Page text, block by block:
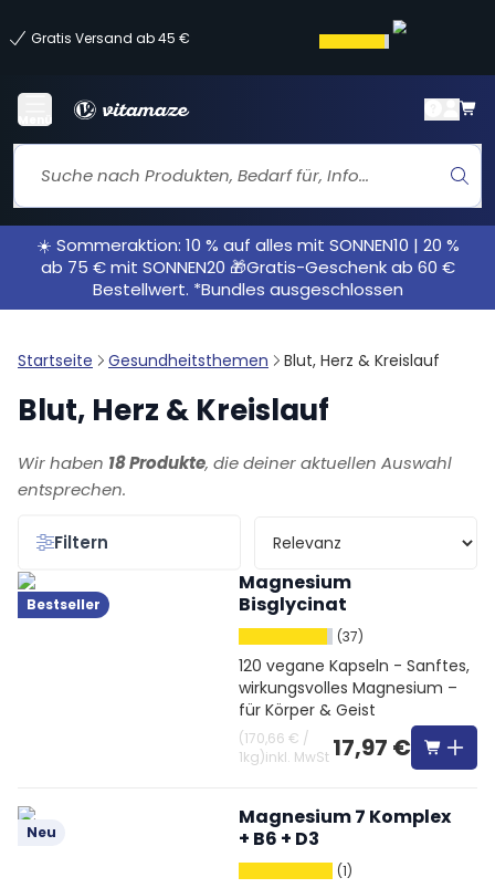
Gratis Versand ab 45 €
Menü
☀️ Sommeraktion: 10 % auf alles mit SONNEN10 | 20 %
ab 75 € mit SONNEN20 🎁Gratis-Geschenk ab 60 €
Bestellwert. *Bundles ausgeschlossen
Startseite Gesundheitsthemen Blut, Herz & Kreislauf
Blut, Herz & Kreislauf
Wir haben 18 Produkte, die deiner aktuellen Auswahl
entsprechen.
Filtern
Bestseller
Magnesium
Bisglycinat
(37)
120 vegane Kapseln - Sanftes,
wirkungsvolles Magnesium –
für Körper & Geist
(170,66 € /
1kg)inkl. MwSt 17,97 €
Neu
Magnesium 7 Komplex
+ B6 + D3
(1)